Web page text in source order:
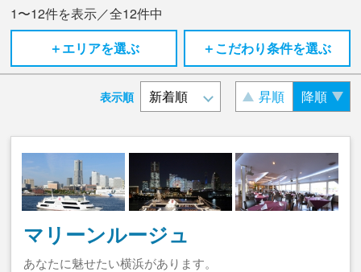
1〜12件を表示／全12件中
＋エリアを選ぶ
＋こだわり条件を選ぶ
表示順 昇順 降順
マリーンルージュ
あなたに魅せたい横浜があります。